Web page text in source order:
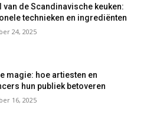
van de Scandinavische keuken:
technieken en ingrediënten
24, 2025
magie: hoe artiesten en
hun publiek betoveren
16, 2025